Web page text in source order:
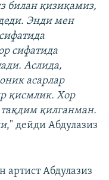
билан қизиқамиз,
Энди мен
сифатида
Аслида,
асарлар
қисмлик. Хор
тақдим қилганман.
," дейди Абдулазиз
артист Абдулазиз